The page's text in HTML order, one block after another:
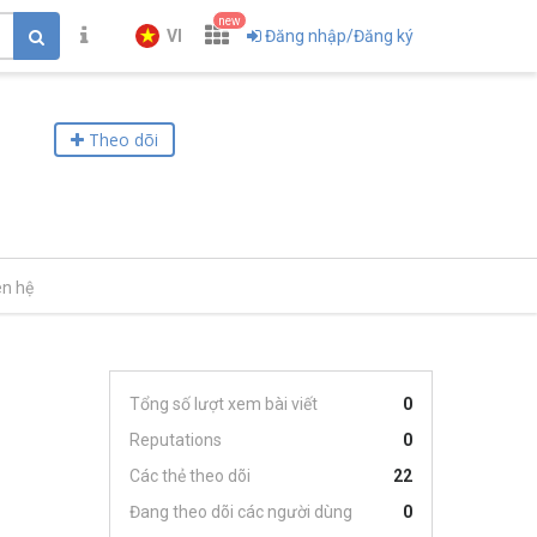
VI
new
Đăng nhập/Đăng ký
Theo dõi
hệ
Tổng số lượt xem bài viết
0
Reputations
0
Các thẻ theo dõi
22
Đang theo dõi các người dùng
0